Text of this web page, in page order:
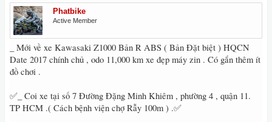
Phatbike
Active Member
_ Mới về xe Kawasaki Z1000 Bản R ABS ( Bản Đặt biệt ) HQCN
Date 2017 chính chủ , odo 11,000 km xe đẹp máy zin . Có gắn thêm ít
đồ chơi .
✅_ Coi xe tại số 7 Đường Đặng Minh Khiêm , phường 4 , quận 11.
TP HCM .( Cách bệnh viện chợ Rẫy 100m ) .✅